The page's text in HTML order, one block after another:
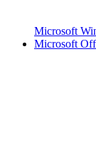
Microsoft
Microsoft